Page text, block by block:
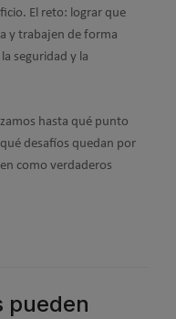
El reto: lograr que
y trabajen de forma
seguridad y la
hasta qué punto
desafíos quedan por
como verdaderos
pueden